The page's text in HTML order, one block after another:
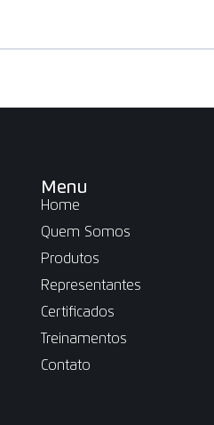
Menu
Home
Quem Somos
Produtos
Representantes
Certificados
Treinamentos
Contato